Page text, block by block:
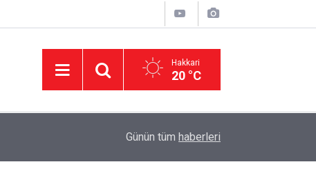
Hakkari
20 °C
Van'da silahlı kavga: 1'i ağır 6 kişi yaralandı
Günün tüm haberleri